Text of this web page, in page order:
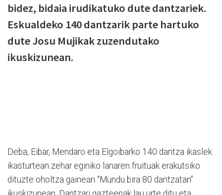
bidez, bidaia irudikatuko dute dantzariek.
Eskualdeko 140 dantzarik parte hartuko
dute Josu Mujikak zuzendutako
ikuskizunean.
Deba, Eibar, Mendaro eta Elgoibarko 140 dantza ikaslek
ikasturtean zehar eginiko lanaren fruituak erakutsiko
dituzte oholtza gainean “Mundu bira 80 dantzatan”